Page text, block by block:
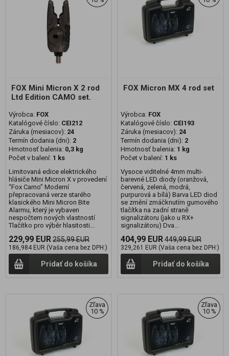
FOX Mini Micron X 2 rod
Ltd Edition CAMO set.
Výrobca: FOX
Katalógové číslo: CEI212
Záruka (mesiacov): 24
Termín dodania (dni): 2
Hmotnosť balenia: 0,3 kg
Počet v balení: 1 ks
Limitovaná edice elektrického
hlásiče Mini Micron X v provedení
“Fox Camo” Moderní
přepracovaná verze starého
klasického Mini Micron Bite
Alarmu, který je vybaven
nespočtem nových vlastností
Tlačítko pro výběr hlasitosti...
229,99 EUR255,99 EUR
186,984 EUR (Vaša cena bez DPH:)
Pridať do košíka
FOX Micron MX 4 rod set
Výrobca: FOX
Katalógové číslo: CEI193
Záruka (mesiacov): 24
Termín dodania (dni): 2
Hmotnosť balenia: 1 kg
Počet v balení: 1 ks
Vysoce viditelné 4mm multi-
barevné LED diody (oranžová,
červená, zelená, modrá,
purpurová a bílá) Barva LED diod
se změní zmáčknutím gumového
tlačítka na zadní straně
signalizátoru (jako u RX+
signalizátoru) Dva...
404,99 EUR449,99 EUR
329,261 EUR (Vaša cena bez DPH:)
Pridať do košíka
Zľava
10 %
Zľava
10 %